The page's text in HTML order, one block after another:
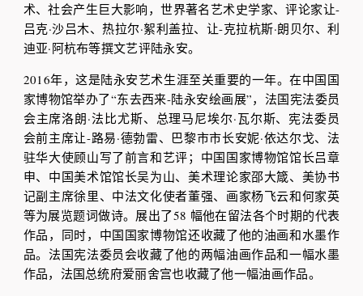
术、社会产生巨大影响，世界著名艺术史学家、评论家让-
吕克·沙吕木、热拉尔·絮利盖拉、让-克拉杭斯·朗贝尔、利
迪亚·阿杭布等撰文艺评陆永安。
2016年，这是陆永安艺术生涯至关重要的一年。在中国国
家博物馆举办了“东去西来-陆永安绘画展”，法国宪法委员
会主席洛朗·法比尤斯、总理马尼埃尔·瓦尔斯、宪法委员
会前主席让-路易·德勃雷、巴黎市市长安妮·依达尔戈、法
驻华大使顾山写了前言和艺评；中国国家博物馆馆长吕章
申、中国美术馆馆长吴为山、美术理论家邵大箴、美协书
记副主席徐里、中法文化使者董强、画家杨飞云和何家英
等为展览题词做诗。展出了58 幅他在留法各个时期的代表
作品，同时，中国国家博物馆还收藏了他的油画和水墨作
品。法国宪法委员会收藏了他的两幅油画作品和一幅水墨
作品，法国总统府爱丽舍宫也收藏了他一幅油画作品。